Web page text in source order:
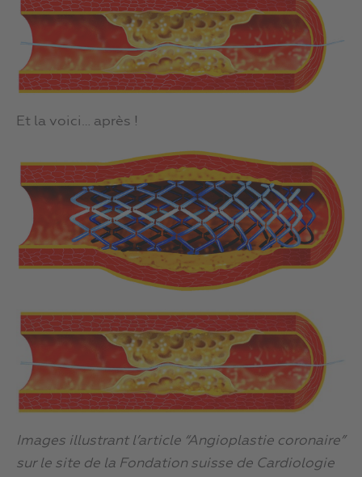
Et la voici… après !
Images illustrant l’article “Angioplastie coronaire”
sur le site de la Fondation suisse de Cardiologie